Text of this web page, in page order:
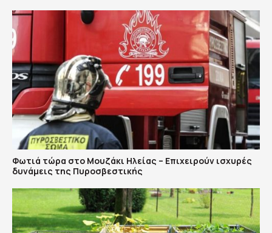
Φωτιά τώρα στο Μουζάκι Ηλείας – Επιχειρούν ισχυρές
δυνάμεις της Πυροσβεστικής